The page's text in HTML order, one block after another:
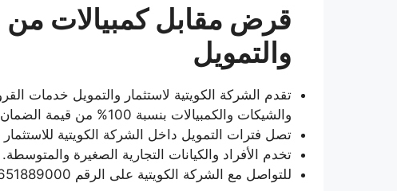
قرض مقابل كمبيالات من
والتمويل
تقدم الشركة الكويتية لاستثمار والتمويل خدمات
والشيكات والكمبيالات بنسبة 100% من قيمة الضمان.
تصل فترات التمويل داخل الشركة الكويتية
تخدم الأفراد والكيانات التجارية الصغيرة والمتوسطة.
للتواصل مع الشركة الكويتية على الرقم 9651889000+